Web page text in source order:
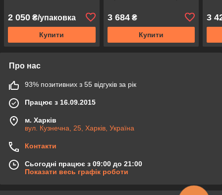
2 050 ₴/упаковка
Купити
3 684₴
Купити
3
Про нас
93% позитивних з 55 відгуків за рік
Працює з 16.09.2015
м. Харків
вул. Кузнечна, 25, Харків, Україна
Контакти
Сьогодні працює з 09:00 до 21:00
Показати весь графік роботи